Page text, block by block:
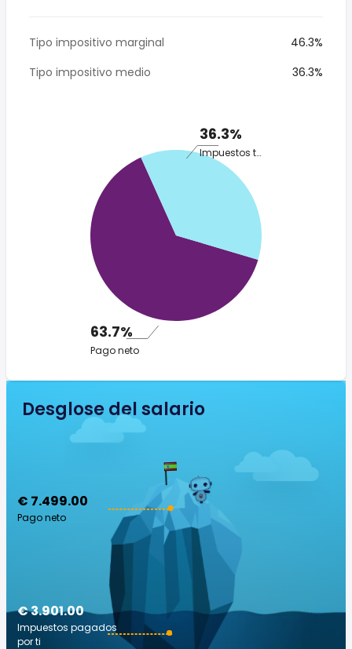
Tipo impositivo marginal
46.3%
Tipo impositivo medio
36.3%
36.3%
Impuestos totales
63.7%
Pago neto
Desglose del salario
€ 7.499.00
Pago neto
€ 3.901.00
Impuestos pagados
por ti